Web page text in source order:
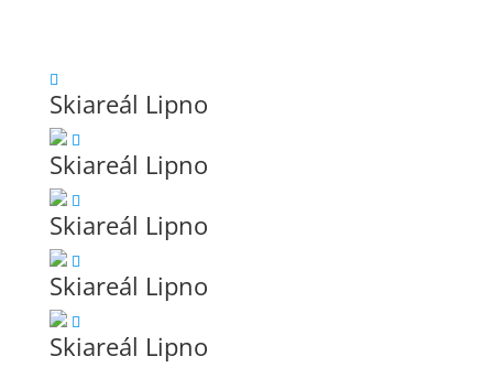
Skiareál Lipno
Skiareál Lipno
Skiareál Lipno
Skiareál Lipno
Skiareál Lipno